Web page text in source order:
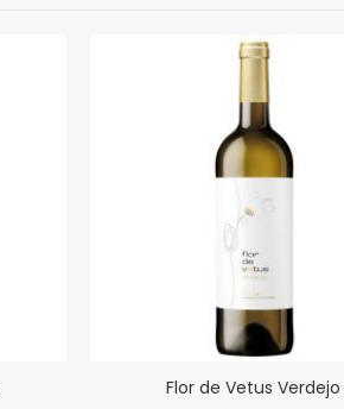
Flor de Vetus Verdejo